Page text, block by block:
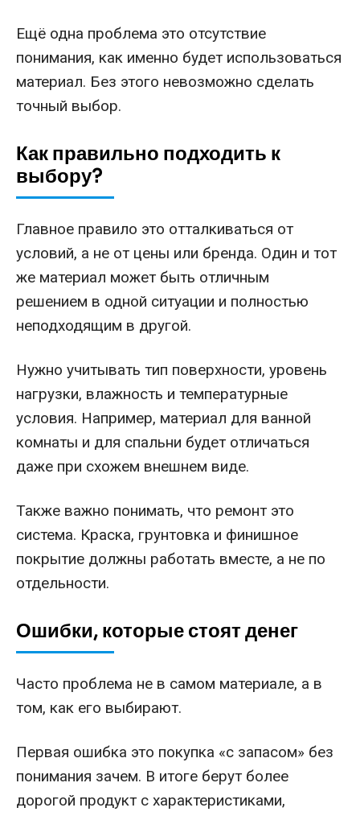
Ещё одна проблема это отсутствие
понимания, как именно будет использоваться
материал. Без этого невозможно сделать
точный выбор.
Как правильно подходить к
выбору?
Главное правило это отталкиваться от
условий, а не от цены или бренда. Один и тот
же материал может быть отличным
решением в одной ситуации и полностью
неподходящим в другой.
Нужно учитывать тип поверхности, уровень
нагрузки, влажность и температурные
условия. Например, материал для ванной
комнаты и для спальни будет отличаться
даже при схожем внешнем виде.
Также важно понимать, что ремонт это
система. Краска, грунтовка и финишное
покрытие должны работать вместе, а не по
отдельности.
Ошибки, которые стоят денег
Часто проблема не в самом материале, а в
том, как его выбирают.
Первая ошибка это покупка «с запасом» без
понимания зачем. В итоге берут более
дорогой продукт с характеристиками,